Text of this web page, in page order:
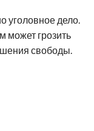
уголовное дело.
может грозить
свободы.